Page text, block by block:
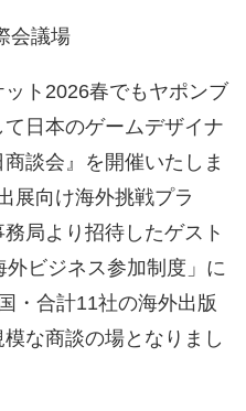
会議場
ト2026春でもヤポンブ
日本のゲームデザイナ
談会』を開催いたしま
展向け海外挑戦プラ
局より招待したゲスト
ビジネス参加制度」に
・合計11社の海外出版
な商談の場となりまし